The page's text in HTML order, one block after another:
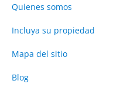
Quienes somos
Incluya su propiedad
Mapa del sitio
Blog